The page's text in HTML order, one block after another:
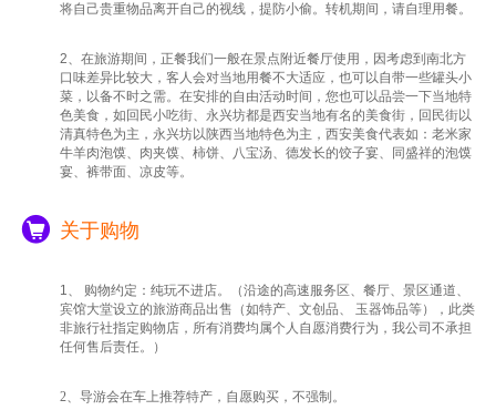
将自己贵重物品离开自己的视线，提防小偷。转机期间，请自理用餐。
2、在旅游期间，正餐我们一般在景点附近餐厅使用，因考虑到南北方
口味差异比较大，客人会对当地用餐不大适应，也可以自带一些罐头小
菜，以备不时之需。在安排的自由活动时间，您也可以品尝一下当地特
色美食，如回民小吃街、永兴坊都是西安当地有名的美食街，回民街以
清真特色为主，永兴坊以陕西当地特色为主，西安美食代表如：老米家
牛羊肉泡馍、肉夹馍、柿饼、八宝汤、德发长的饺子宴、同盛祥的泡馍
宴、裤带面、凉皮等。
关于购物
1、 购物约定：纯玩不进店。（沿途的高速服务区、餐厅、景区通道、
宾馆大堂设立的旅游商品出售（如特产、文创品、 玉器饰品等），此类
非旅行社指定购物店，所有消费均属个人自愿消费行为，我公司不承担
任何售后责任。）
2、导游会在车上推荐特产，自愿购买，不强制。